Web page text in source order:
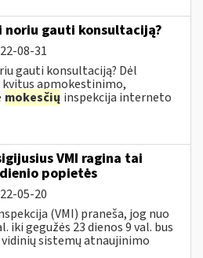
gauti konsultaciją?
08-31
gauti konsultaciją? Dėl
kvitus apmokestinimo,
mokesčių inspekcija interneto
VMI ragina tai
popietės
05-20
(VMI) praneša, jog nuo
iki gegužės 23 dienos 9 val. bus
sistemų atnaujinimo